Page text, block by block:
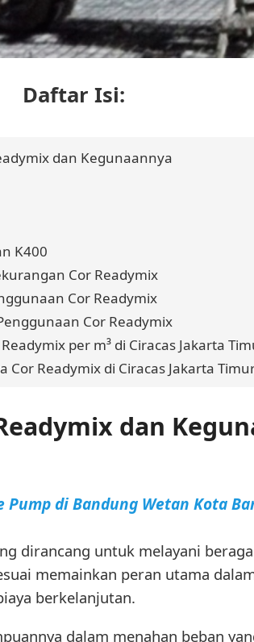
Daftar Isi:
dan Kegunaannya
K400
Cor Readymix
Cor Readymix
Cor Readymix
per m³ di Ciracas Jakarta
Cor Readymix di Ciracas Jakarta
dan
Pump di Bandung Wetan Kota
dirancang untuk melayani
memainkan peran utama
berkelanjutan.
dalam menahan beban